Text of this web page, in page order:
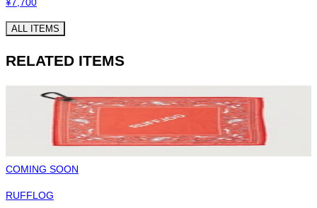
ALL ITEMS
RELATED ITEMS
COMING SOON
RUFFLOG